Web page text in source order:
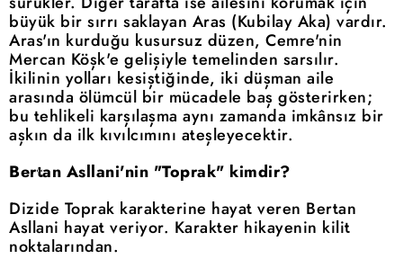
büyük bir sırrı saklayan Aras (Kubilay Aka) vardır.
Aras'ın kurduğu kusursuz düzen, Cemre'nin
Mercan Köşk'e gelişiyle temelinden sarsılır.
İkilinin yolları kesiştiğinde, iki düşman aile
arasında ölümcül bir mücadele baş gösterirken;
bu tehlikeli karşılaşma aynı zamanda imkânsız bir
aşkın da ilk kıvılcımını ateşleyecektir.
Bertan Asllani'nin "Toprak" kimdir?
Dizide Toprak karakterine hayat veren Bertan
Asllani hayat veriyor. Karakter hikayenin kilit
noktalarından.